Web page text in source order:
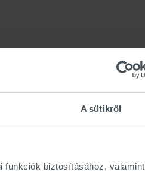
A sütikről
funkciók biztosításához, valamint